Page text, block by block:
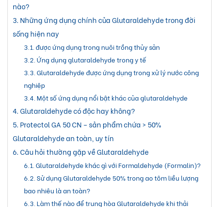
nào?
Những ứng dụng chính của Glutaraldehyde trong đời
sống hiện nay
được ứng dụng trong nuôi trồng thủy sản
Ứng dụng glutaraldehyde trong y tế
Glutaraldehyde được ứng dụng trong xử lý nước công
nghiệp
Một số ứng dụng nổi bật khác của glutaraldehyde
Glutaraldehyde có độc hay không?
Protectol GA 50 CN – sản phẩm chứa > 50%
Glutaraldehyde an toàn, uy tín
Câu hỏi thường gặp về Glutaraldehyde
Glutaraldehyde khác gì với Formaldehyde (Formalin)?
Sử dụng Glutaraldehyde 50% trong ao tôm liều lượng
bao nhiêu là an toàn?
Làm thế nào để trung hòa Glutaraldehyde khi thải